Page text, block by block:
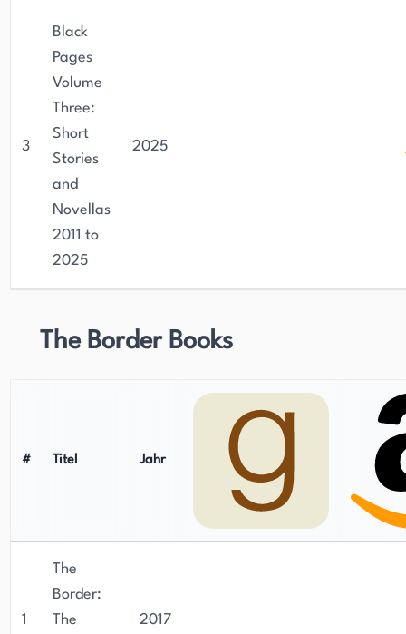
3
Black
Pages
Volume
Three:
Short
Stories
and
Novellas
2011 to
2025
2025
The Border Books
# Titel Jahr
1
The
Border:
The
2017